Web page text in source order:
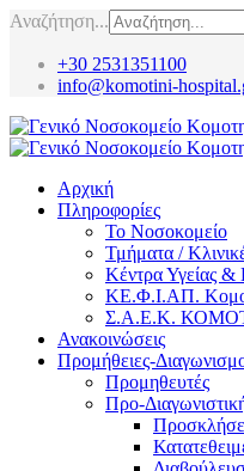
Αναζήτηση...
+30 2531351100
info@komotini-
Αρχική
Πληροφορίες
Το Νοσοκομείο
Τμήματα /
Κέντρα Υγείας &
ΚΕ.Φ.Ι.ΑΠ.
Σ.Α.Ε.Κ.
Ανακοινώσεις
Προμήθειες-
Προμηθευτές
Προ-